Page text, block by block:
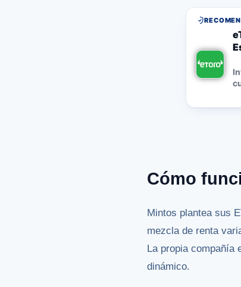
Cómo
Mintos plantea sus
mezcla de renta
La propia compañía
dinámico.